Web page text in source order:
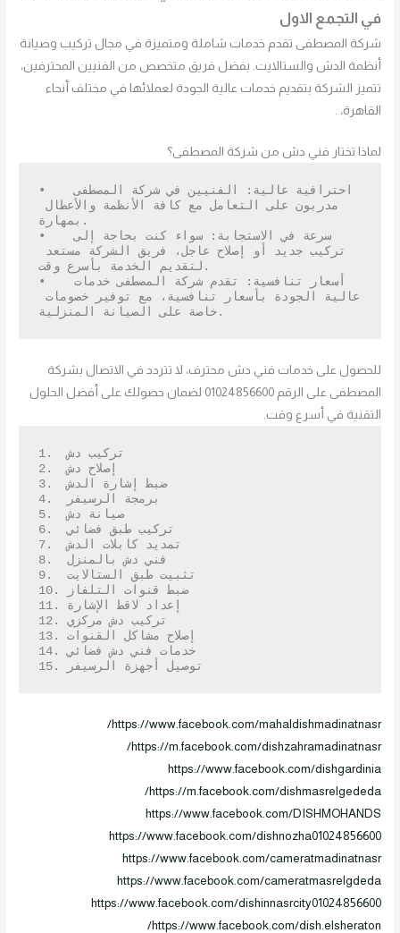
في التجمع الاول
شركة المصطفى تقدم خدمات شاملة ومتميزة في مجال تركيب وصيانة
أنظمة الدش والستالايت. بفضل فريق متخصص من الفنيين المحترفين،
تتميز الشركة بتقديم خدمات عالية الجودة لعملائها في مختلف أنحاء
القاهرة، .
لماذا تختار فني دش من شركة المصطفى؟
•   احترافية عالية: الفنيين في شركة المصطفى
بمهارة.
•   سرعة في الاستجابة: سواء كنت بحاجة إلى
لتقديم الخدمة بأسرع وقت.
•   أسعار تنافسية: تقدم شركة المصطفى خدمات
خاصة على الصيانة المنزلية.
للحصول على خدمات فني دش محترف، لا تتردد في الاتصال بشركة
المصطفى على الرقم 01024856600 لضمان حصولك على أفضل الحلول
التقنية في أسرع وقت.
1.  تركيب دش
2.  إصلاح دش
3.  ضبط إشارة الدش
4.  برمجة الرسيفر
5.  صيانة دش
6.  تركيب طبق فضائي
7.  تمديد كابلات الدش
8.  فني دش بالمنزل
9.  تثبيت طبق الستالايت
10. ضبط قنوات التلفاز
11. إعداد لاقط الإشارة
12. تركيب دش مركزي
13. إصلاح مشاكل القنوات
14. خدمات فني دش فضائي
15. توصيل أجهزة الرسيفر
https://www.facebook.com/mahaldishmadinatnasr/
https://m.facebook.com/dishzahramadinatnasr/
https://www.facebook.com/dishgardinia
https://m.facebook.com/dishmasrelgededa/
https://www.facebook.com/DISHMOHANDS
https://www.facebook.com/dishnozha01024856600
https://www.facebook.com/cameratmadinatnasr
https://www.facebook.com/cameratmasrelgdeda
https://www.facebook.com/dishinnasrcity01024856600
https://www.facebook.com/dish.elsheraton/